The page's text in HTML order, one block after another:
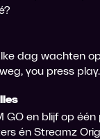
dag wachten
you press play.
GO en blijf op
én Streamz